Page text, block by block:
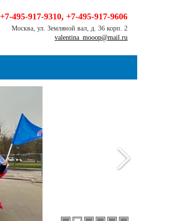
+7-495-917-9310, +7-495-917-9606
Москва, ул. Земляной вал, д. 36 корп. 2
valentina_mooop@mail.ru